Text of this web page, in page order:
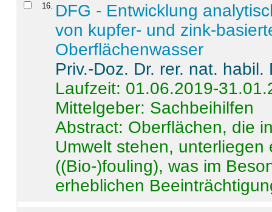
16
DFG - Entwicklung
von kupfer- und zink-
Oberflächenwasser
Priv.-Doz. Dr. rer. nat.
Laufzeit: 01.06.2019-
Mittelgeber: Sachbeihilfen
Abstract: Oberflächen, die
Umwelt stehen,
((Bio-)fouling), was im
erheblichen